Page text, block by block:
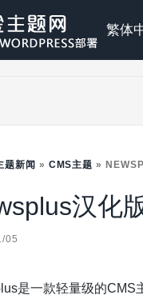
点
题
繁体
题新闻 » CMS主题 »
汉化
05
是一款轻量级的CMS